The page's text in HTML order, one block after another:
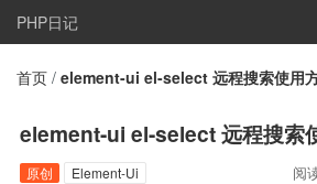
PHP日记
首页 / element-ui el-select 远程搜索使用
element-ui el-select 远程搜索
原创 Element-Ui 阅